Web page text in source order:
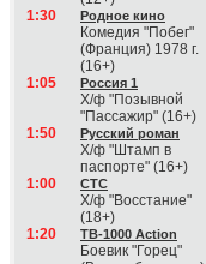
1:30
Родное кино
Комедия "Побег"
(Франция) 1978 г.
(16+)
1:05
Россия 1
Х/ф "Позывной
"Пассажир" (16+)
1:50
Русский роман
Х/ф "Штамп в
паспорте" (16+)
1:00
СТС
Х/ф "Восстание"
(18+)
1:20
ТВ-1000 Action
Боевик "Горец"